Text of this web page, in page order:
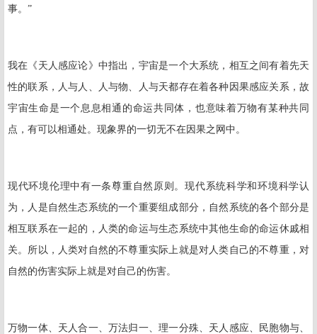
事。”
我在《天人感应论》中指出，宇宙是一个大系统，相互之间有着先天
性的联系，人与人、人与物、人与天都存在着各种因果感应关系，故
宇宙生命是一个息息相通的命运共同体，也意味着万物有某种共同
点，有可以相通处。现象界的一切无不在因果之网中。
现代环境伦理中有一条尊重自然原则。现代系统科学和环境科学认
为，人是自然生态系统的一个重要组成部分，自然系统的各个部分是
相互联系在一起的，人类的命运与生态系统中其他生命的命运休戚相
关。所以，人类对自然的不尊重实际上就是对人类自己的不尊重，对
自然的伤害实际上就是对自己的伤害。
万物一体、天人合一、万法归一、理一分殊、天人感应、民胞物与、